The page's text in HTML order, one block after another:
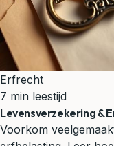
Erfrecht
7 min leestijd
Levensverzekering &
Voorkom